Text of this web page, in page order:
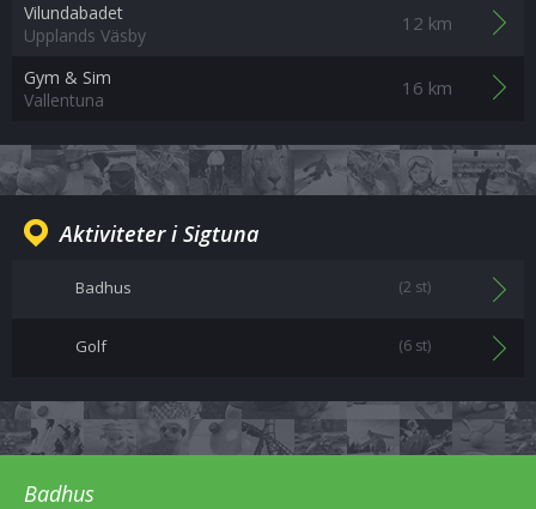
Vilundabadet
Upplands Väsby
12 km
Gym & Sim
Vallentuna
16 km
Aktiviteter i Sigtuna
Badhus (2 st)
Golf (6 st)
Badhus